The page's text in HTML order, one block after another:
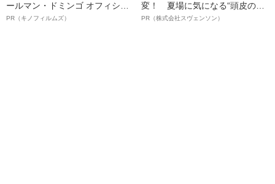
ールマン・ドミンゴ オフィシャ
ルインタビュー“観客を魅了した
PR（キノフィルムズ）
変！ 夏場に気になる“頭皮のニ
オイ”や“ベタつき”を解消す
PR（株式会社スヴェンソン）